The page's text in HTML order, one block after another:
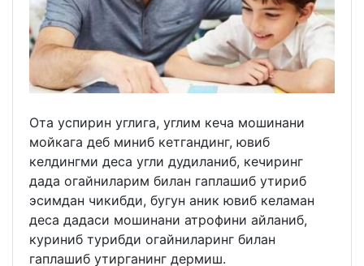
Ота успирин углига, углим кеча мошинани
мойкага деб миниб кетгандинг, ювиб
келдингми деса угли дудиланиб, кечиринг
дада огайниларим билан гаплашиб утириб
эсимдан чикибди, бугун аник ювиб келаман
деса дадаси мошинани атрофини айланиб,
куриниб турибди огайниларинг билан
гаплашиб утирганинг дермиш.